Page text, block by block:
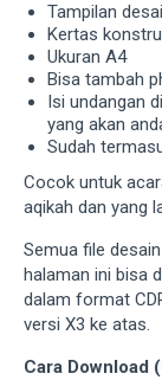
Tampilan
Kertas
Ukuran A4
Bisa tambah
Isi undangan
yang akan
Sudah
Cocok untuk
aqikah dan yang
Semua file
halaman ini bisa
dalam format
versi X3 ke atas.
Cara Download